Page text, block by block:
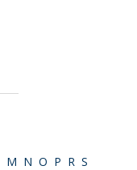
M N O P R S